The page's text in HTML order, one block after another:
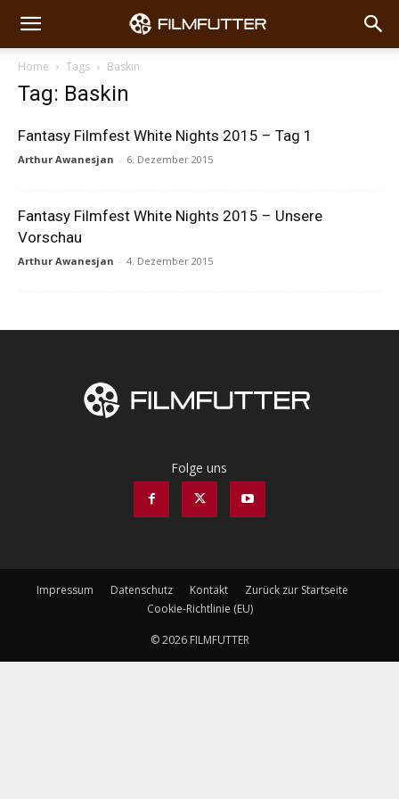
Home Tags Baskin
Tag: Baskin
Fantasy Filmfest White Nights 2015 – Tag 1
Arthur Awanesjan - 6. Dezember 2015
Fantasy Filmfest White Nights 2015 – Unsere
Vorschau
Arthur Awanesjan - 4. Dezember 2015
Folge uns
Impressum Datenschutz Kontakt
Zurück zur Startseite
Cookie-Richtlinie (EU)
© 2026 FILMFUTTER